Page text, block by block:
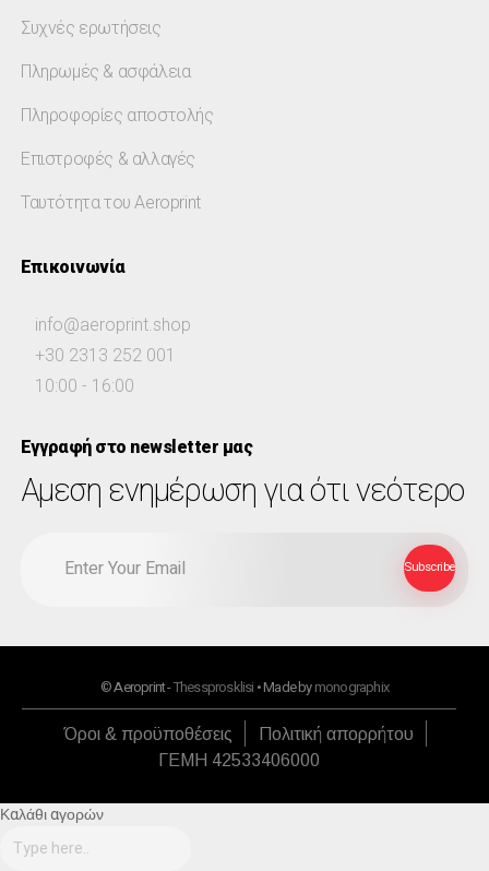
Συχνές ερωτήσεις
Πληρωμές & ασφάλεια
Πληροφορίες αποστολής
Επιστροφές & αλλαγές
Ταυτότητα του Aeroprint
Επικοινωνία
info@aeroprint.shop
+30 2313 252 001
10:00 - 16:00
Εγγραφή στο newsletter μας
Αμεση ενημέρωση για ότι νεότερο
© Aeroprint -Thessprosklisi • Made bymonographix
Όροι & προϋποθέσεις
Πολιτική απορρήτου
ΓΕΜΗ 42533406000
Καλάθι αγορών